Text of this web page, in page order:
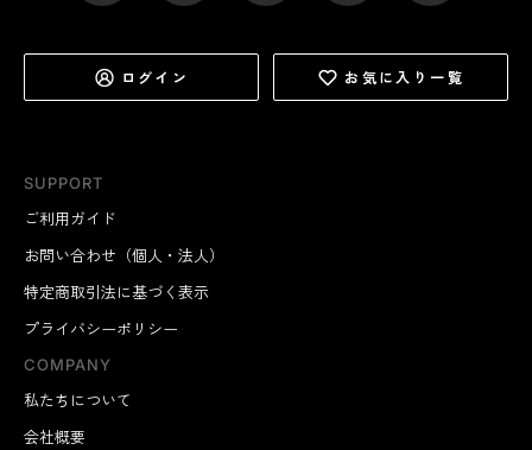
SUPPORT
ご利用ガイド
お問い合わせ（個人・法人）
特定商取引法に基づく表示
プライバシーポリシー
COMPANY
私たちについて
会社概要
ログイン お気に入り一覧